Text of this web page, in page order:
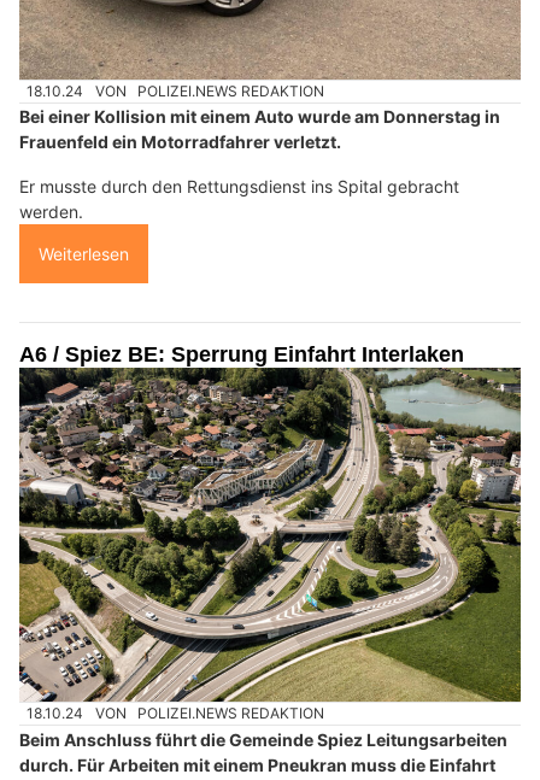
18.10.24 VON POLIZEI.NEWS REDAKTION
Bei einer Kollision mit einem Auto wurde am Donnerstag in
Frauenfeld ein Motorradfahrer verletzt.
Er musste durch den Rettungsdienst ins Spital gebracht
werden.
Weiterlesen
A6 / Spiez BE: Sperrung Einfahrt Interlaken
18.10.24 VON POLIZEI.NEWS REDAKTION
Beim Anschluss führt die Gemeinde Spiez Leitungsarbeiten
durch. Für Arbeiten mit einem Pneukran muss die Einfahrt